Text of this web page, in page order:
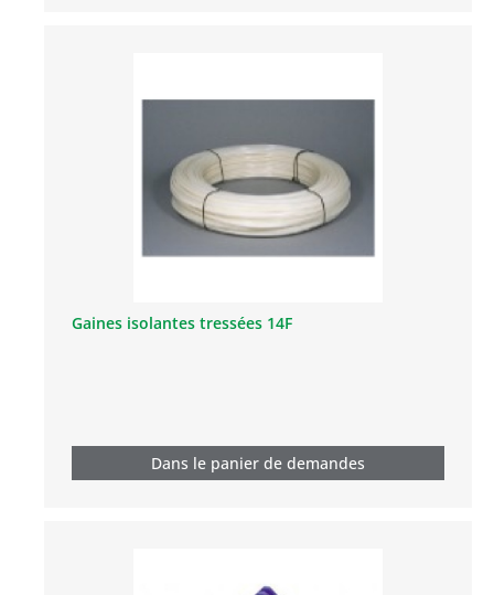
Gaines isolantes tressées 14F
Dans le panier de demandes